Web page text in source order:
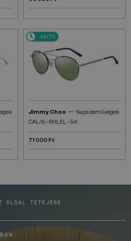
48/72
Jimmy Choo — Napszemüvegek
CAL/S - RHLEL - 54
71 000 Ft
OLDAL TETEJÉRE